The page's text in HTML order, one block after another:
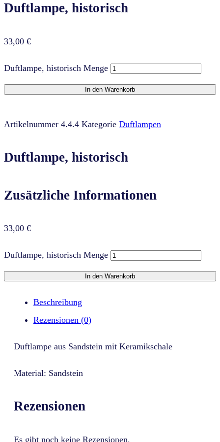
Duftlampe, historisch
33,00 €
Duftlampe, historisch Menge
In den Warenkorb
Artikelnummer 4.4.4 Kategorie Duftlampen
Duftlampe, historisch
Zusätzliche Informationen
33,00 €
Duftlampe, historisch Menge
In den Warenkorb
Beschreibung
Rezensionen (0)
Duftlampe aus Sandstein mit Keramikschale
Material: Sandstein
Rezensionen
Es gibt noch keine Rezensionen.